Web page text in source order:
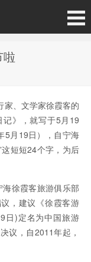
、文学家徐霞客的
》，就写于5月19
5月19日），自宁海
短短24个字，为后
徐霞客旅游俱乐部
，建议《徐霞客游
日)定名为中国旅游
议，自2011年起，